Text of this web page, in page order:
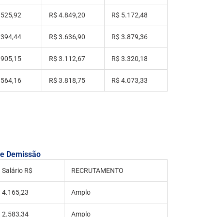
R$ 4.849,20 R$ 5.172,48
R$ 3.636,90 R$ 3.879,36
R$ 3.112,67 R$ 3.320,18
R$ 3.818,75 R$ 4.073,33
Demissão
Salário R$ RECRUTAMENTO
4.165,23 Amplo
2.583,34 Amplo